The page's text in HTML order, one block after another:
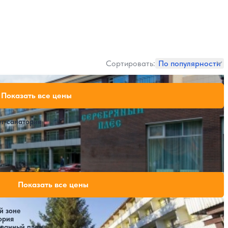
Сортировать: По популярности
санатория
Открытый бассейн
57,600 ₽
67,900 ₽
за 7 ночей, 2 взрослых
Показать все цены
зоне
Показать все цены